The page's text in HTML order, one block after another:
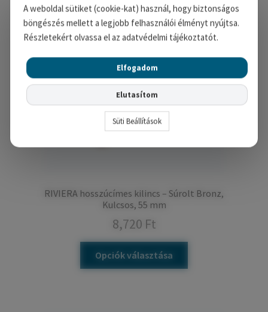
RIVIERA hosszúcímes kilincs – Súrolt Bronz,
Kulcsos, 55 mm
8,720 Ft
Opciók választása
A weboldal sütiket (cookie-kat) használ, hogy biztonságos
böngészés mellett a legjobb felhasználói élményt nyújtsa.
Részletekért olvassa el az adatvédelmi tájékoztatót.
Elfogadom
Elutasítom
Süti Beállítások